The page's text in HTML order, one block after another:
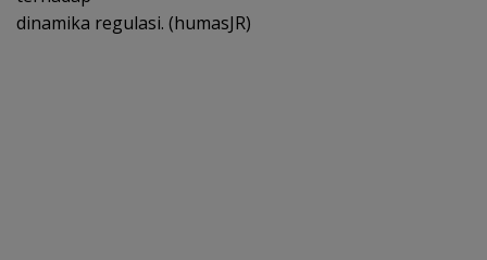
dinamika regulasi. (humasJR)